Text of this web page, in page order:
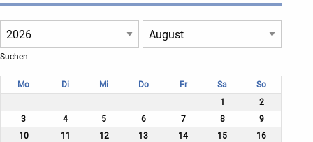
Mo Di Mi Do Fr Sa
So
1
2
3
4 5 6 7 8
9
10
11 12 13 14 15
16